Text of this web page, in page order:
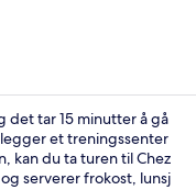
det tar 15 minutter å gå
et treningssenter
kan du ta turen til Chez
serverer frokost, lunsj